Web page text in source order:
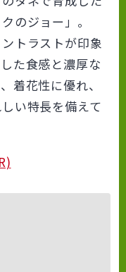
のジョー」。
トラストが印象
た食感と濃厚な
着花性に優れ、
い特長を備えて